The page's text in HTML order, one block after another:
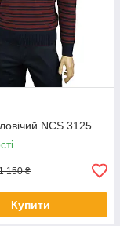
NCS 3125
150 ₴
Купити